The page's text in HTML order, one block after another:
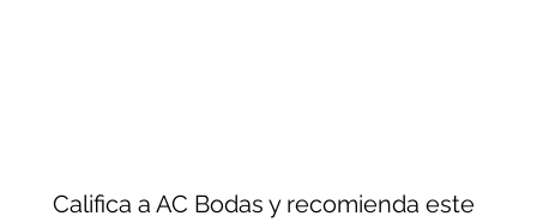
Califica a AC Bodas y recomienda este